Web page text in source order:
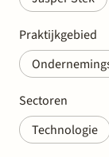
Praktijkgebied
Sectoren
Technologie